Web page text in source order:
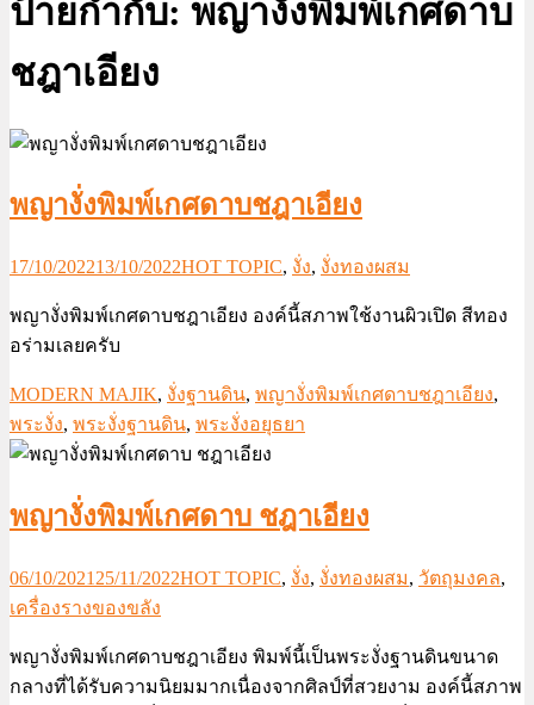
ป้ายกำกับ: พญางั่งพิมพ์เกศดาบ
ชฎาเอียง
พญางั่งพิมพ์เกศดาบชฎาเอียง
17/10/202213/10/2022HOT TOPIC, งั่ง, งั่งทองผสม
พญางั่งพิมพ์เกศดาบชฎาเอียง องค์นี้สภาพใช้งานผิวเปิด สีทอง
อร่ามเลยครับ
MODERN MAJIK, งั่งฐานดิน, พญางั่งพิมพ์เกศดาบชฎาเอียง,
พระงั่ง, พระงั่งฐานดิน, พระงั่งอยุธยา
พญางั่งพิมพ์เกศดาบ ชฎาเอียง
06/10/2021 25/11/2022HOT TOPIC, งั่ง, งั่งทองผสม, วัตถุมงคล,
เครื่องรางของขลัง
พญางั่งพิมพ์เกศดาบชฎาเอียง พิมพ์นี้เป็นพระงั่งฐานดินขนาด
กลางที่ได้รับความนิยมมากเนื่องจากศิลป์ที่สวยงาม องค์นี้สภาพ